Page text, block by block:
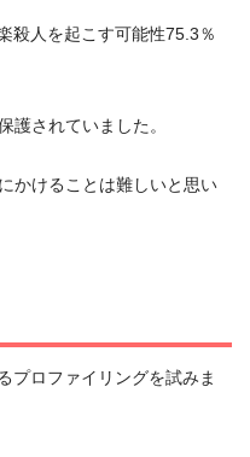
殺人を起こす可能性75.3％
護されていました。
かけることは難しいと思い
プロファイリングを試みま